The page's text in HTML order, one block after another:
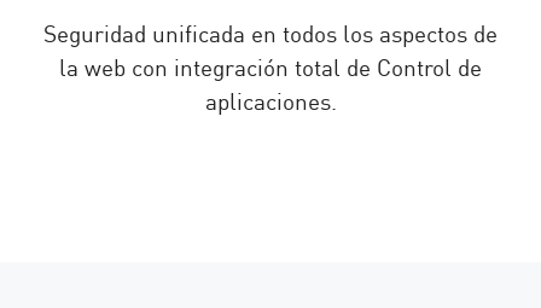
Seguridad unificada en todos los aspectos de
la web con integración total de Control de
aplicaciones.